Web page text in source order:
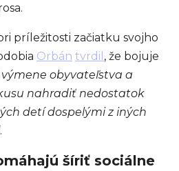
príležitosti začiatku svojho
Orbán tvrdil , že bojuje
výmene obyvateľstva a
nahradiť nedostatok
detí dospelými z iných
.
šíriť sociálne